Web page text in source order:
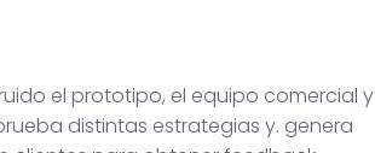
el prototipo, el equipo comercial y
distintas estrategias y. genera